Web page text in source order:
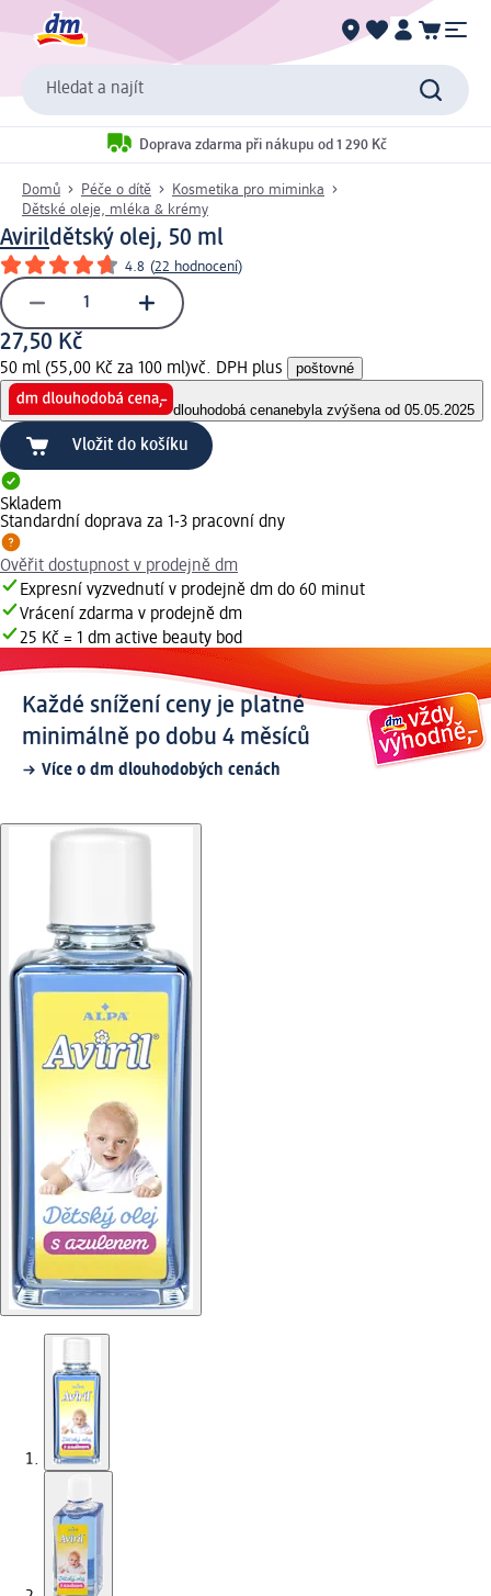
Hledat a najít
Doprava zdarma při nákupu od 1 290 Kč
Domů Péče o dítě
Kosmetika pro miminka
Dětské oleje, mléka & krémy
Avirildětský olej, 50 ml
4.8 (22 hodnocení)
27,50 Kč
50 ml (55,00 Kč za 100 ml)vč. DPH plus poštovné
dlouhodobá cenanebyla zvýšena od 05.05.2025
Vložit do košíku
Skladem
Standardní doprava za 1-3 pracovní dny
Ověřit dostupnost v prodejně dm
Expresní vyzvednutí v prodejně dm do 60 minut
Vrácení zdarma v prodejně dm
25 Kč = 1 dm active beauty bod
Každé snížení ceny je platné
minimálně po dobu 4 měsíců
Více o dm dlouhodobých cenách